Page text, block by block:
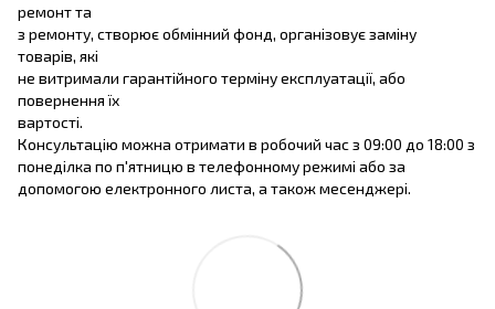
ремонт та
з ремонту, створює обмінний фонд, організовує заміну
товарів, які
не витримали гарантійного терміну експлуатації, або
повернення їх
вартості.
Консультацію можна отримати в робочий час з 09:00 до 18:00 з
понеділка по п'ятницю в телефонному режимі або за
допомогою електронного листа, а також месенджері.